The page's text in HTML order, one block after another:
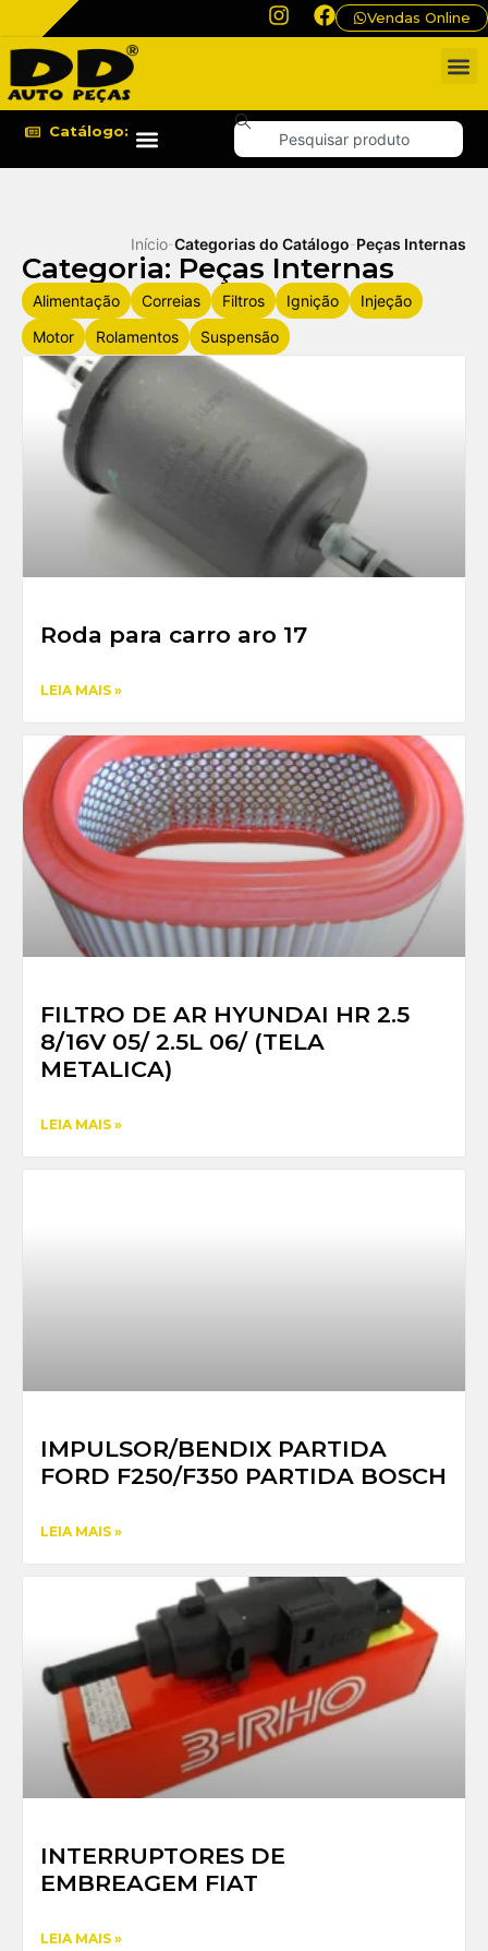
Vendas Online
Catálogo:
Início-Categorias do Catálogo-Peças Internas
Categoria: Peças Internas
Alimentação Correias Filtros Ignição
Injeção
Motor
Rolamentos Suspensão
Roda para carro aro 17
LEIA MAIS »
FILTRO DE AR HYUNDAI HR 2.5
8/16V 05/ 2.5L 06/ (TELA
METALICA)
LEIA MAIS »
IMPULSOR/BENDIX PARTIDA
FORD F250/F350 PARTIDA BOSCH
LEIA MAIS »
INTERRUPTORES DE
EMBREAGEM FIAT
LEIA MAIS »